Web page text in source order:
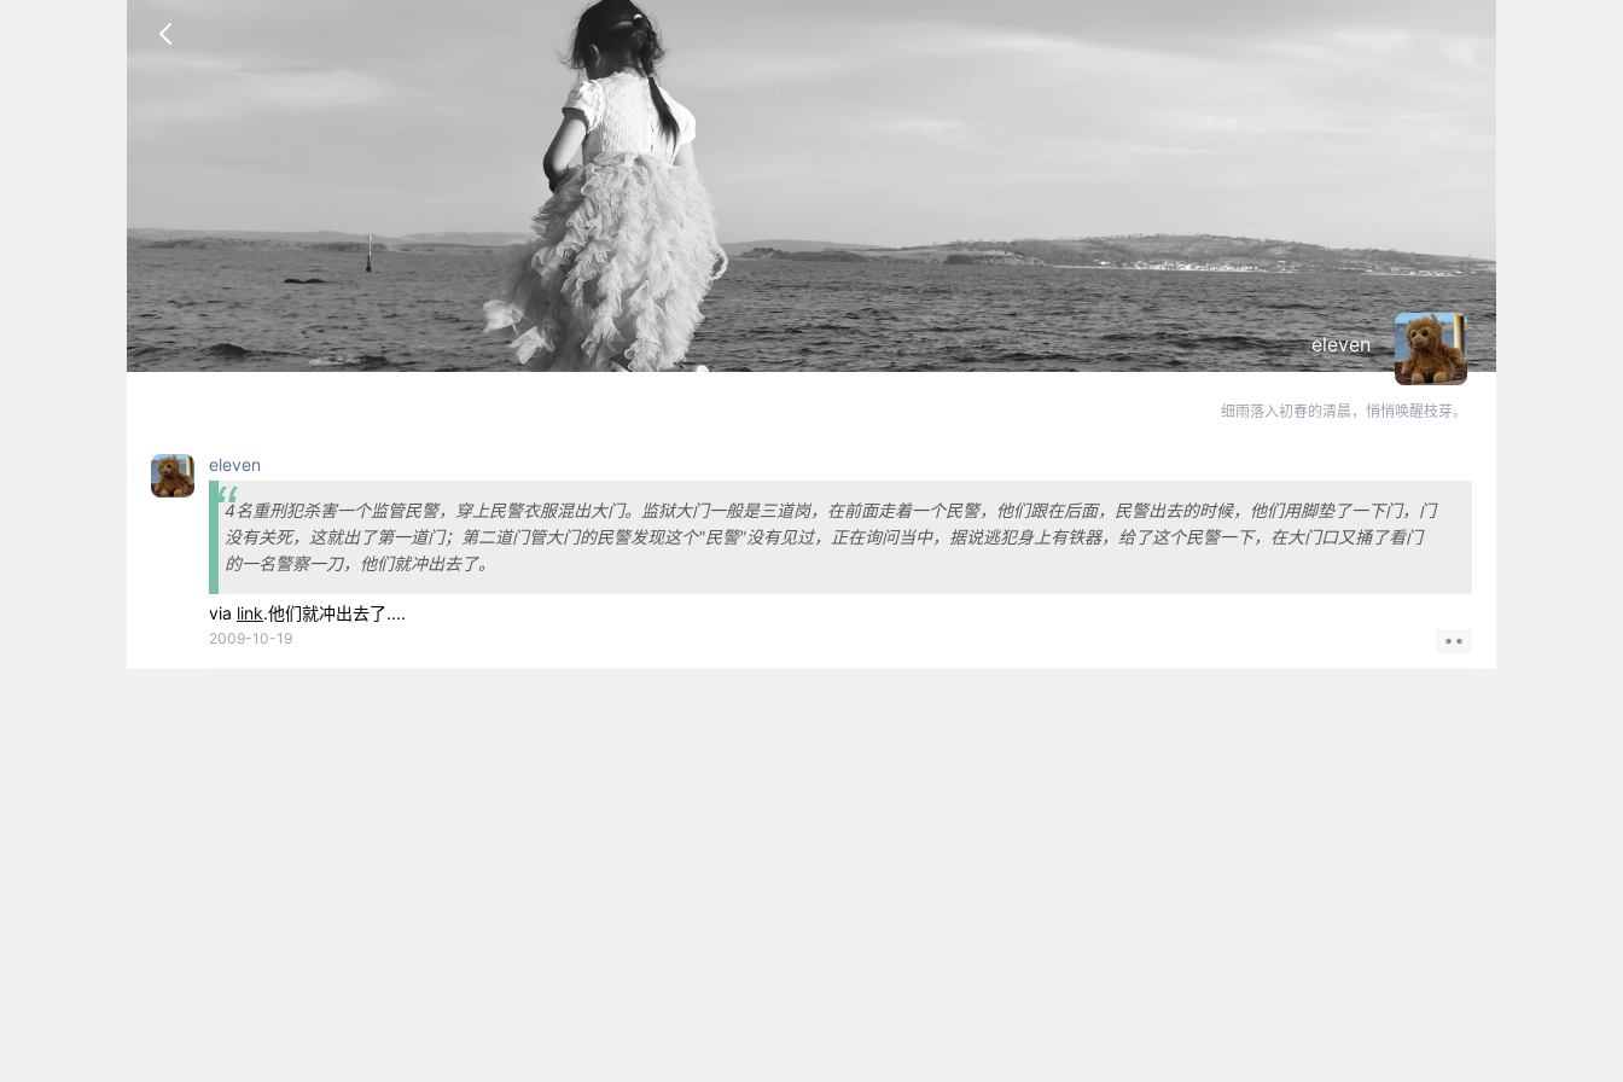
eleven
细雨落入初春的清晨，悄悄唤醒枝芽。
eleven
4名重刑犯杀害一个监管民警，穿上民警衣服混出大门。监狱大门一般是三道岗，在前面走着一个民警，他们跟在后面，民警出去的时候，他们用脚垫了一下门，门
没有关死，这就出了第一道门；第二道门管大门的民警发现这个"民警"没有见过，正在询问当中，据说逃犯身上有铁器，给了这个民警一下，在大门口又捅了看门
的一名警察一刀，他们就冲出去了。
via link.他们就冲出去了....
2009-10-19